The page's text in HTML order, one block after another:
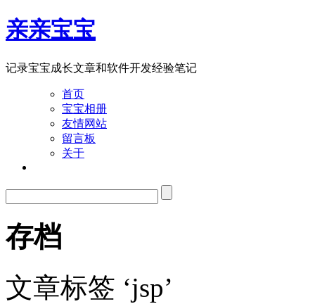
亲亲宝宝
记录宝宝成长文章和软件开发经验笔记
首页
宝宝相册
友情网站
留言板
关于
存档
文章标签 ‘jsp’